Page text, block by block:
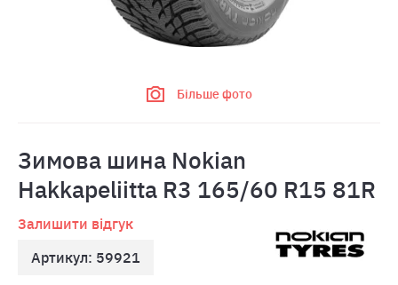
Більше фото
Зимова шина Nokian
Hakkapeliitta R3 165/60 R15 81R
Залишити відгук
Артикул: 59921